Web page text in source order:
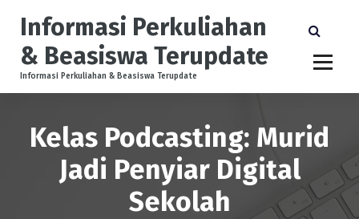
o
Informasi Perkuliahan
& Beasiswa Terupdate
Informasi Perkuliahan & Beasiswa Terupdate
Kelas Podcasting: Murid
Jadi Penyiar Digital
Sekolah